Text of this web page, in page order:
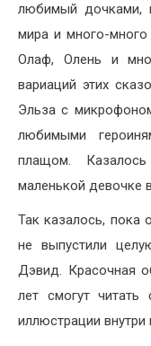
Недвижимость
любимый дочками,
мира и много-много
Олаф, Олень и
вариаций этих
Эльза с
любимыми
плащом.
маленькой девочке
Так казалось, пока
не выпустили
Дэвид. Красочная
лет смогут читать
иллюстрации внутри